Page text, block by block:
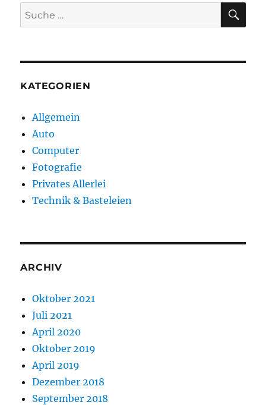
erstellen
Suche
nach:
KATEGORIEN
Allgemein
Auto
Computer
Fotografie
Privates Allerlei
Technik & Basteleien
ARCHIV
Oktober 2021
Juli 2021
April 2020
Oktober 2019
April 2019
Dezember 2018
September 2018